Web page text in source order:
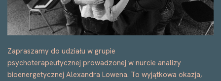
bioenergetycznej Alexandra Lowena. To wyjątkowa okazja,
aby w bezpiecznej i wspierającej atmosferze pogłębić kontakt
ze sobą, swoim ciałem oraz emocjami.…
Dowiedz się więcej »
Psychoterapia grupowa w nurcie
Analizy Bioenergetycznej